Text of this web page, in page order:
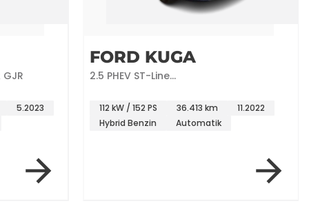
5.2023
FORD KUGA
2.5 PHEV ST-Line
112 kW / 152 PS 36.413 km
11.2022
Hybrid Benzin
Automatik